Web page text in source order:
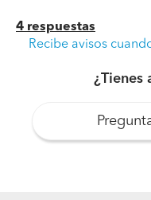
4 respuestas
Recibe avisos
¿Tienes